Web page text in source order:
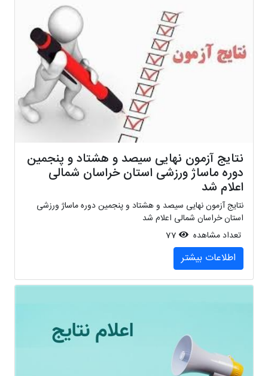
نتایج آزمون نهایی سیصد و هشتاد و پنجمین
دوره ماساژ ورزشی استان خراسان شمالی
اعلام شد
نتایج آزمون نهایی سیصد و هشتاد و پنجمین دوره ماساژ ورزشی
استان خراسان شمالی اعلام شد
تعداد مشاهده
77
اطلاعات بیشتر